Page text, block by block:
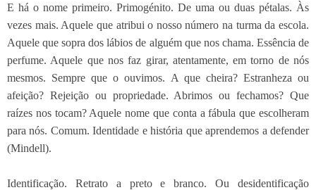
E há o nome primeiro. Primogénito. De uma ou duas pétalas. Às
vezes mais. Aquele que atribui o nosso número na turma da escola.
Aquele que sopra dos lábios de alguém que nos chama. Essência de
perfume. Aquele que nos faz girar, atentamente, em torno de nós
mesmos. Sempre que o ouvimos. A que cheira? Estranheza ou
afeição? Rejeição ou propriedade. Abrimos ou fechamos? Que
raízes nos tocam? Aquele nome que conta a fábula que escolheram
para nós. Comum. Identidade e história que aprendemos a defender
(Mindell).
Identificação. Retrato a preto e branco. Ou desidentificação